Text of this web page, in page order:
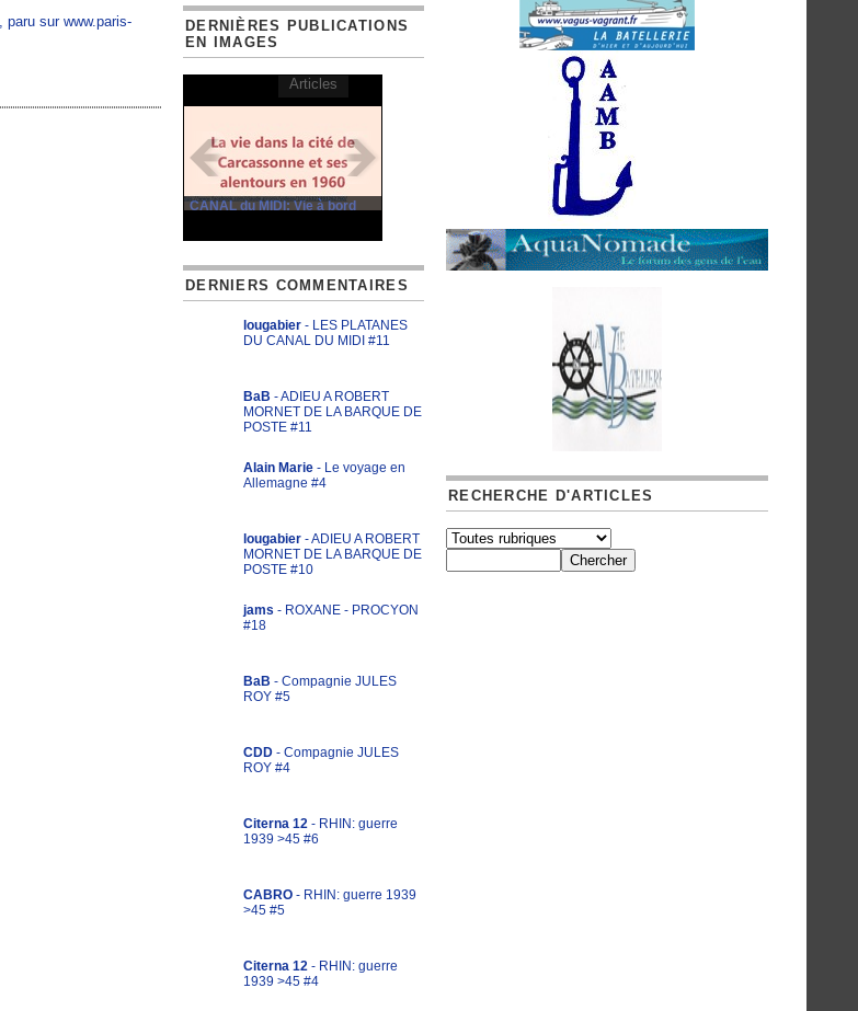
sur www.paris-
DERNIÈRES PUBLICATIONS
EN IMAGES
CANAL du MIDI: Vie à bord
Articles
DERNIERS COMMENTAIRES
lougabier - LES PLATANES
DU CANAL DU MIDI #11
BaB - ADIEU A ROBERT
MORNET DE LA BARQUE DE
POSTE #11
Alain Marie - Le voyage en
Allemagne #4
lougabier - ADIEU A ROBERT
MORNET DE LA BARQUE DE
POSTE #10
jams - ROXANE - PROCYON
#18
BaB - Compagnie JULES
ROY #5
CDD - Compagnie JULES
ROY #4
Citerna 12 - RHIN: guerre
1939 >45 #6
CABRO - RHIN: guerre 1939
>45 #5
Citerna 12 - RHIN: guerre
1939 >45 #4
RECHERCHE D'ARTICLES